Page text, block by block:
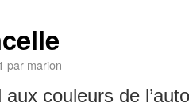
par marion
couleurs de